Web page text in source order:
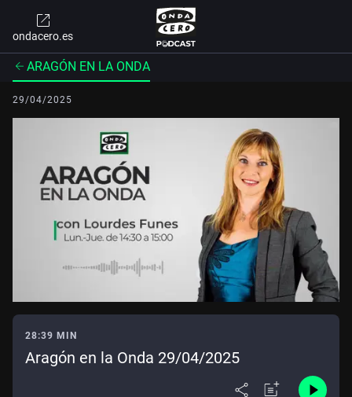
ondacero.es
ARAGÓN EN LA ONDA
29/04/2025
28:39 MIN
Aragón en la Onda 29/04/2025